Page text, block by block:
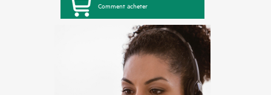
Comment acheter